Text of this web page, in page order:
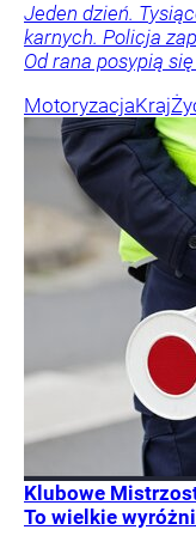
Jeden dzień.
karnych. Policja
Od rana posypią
MotoryzacjaKraj
Klubowe
To wielkie